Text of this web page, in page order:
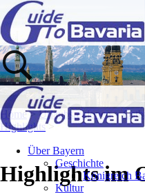
Home>Urlaubsregionen>
Highlights>
Highlights im
Über Bayern
Geschichte
Königreich
Kultur